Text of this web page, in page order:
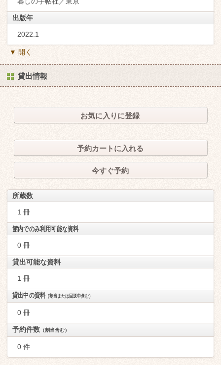
出版年
2022.1
▼ 開く
貸出情報
お気に入りに登録
予約カートに入れる
今すぐ予約
所蔵数
1 冊
館内でのみ利用可能な資料
0 冊
貸出可能な資料
1 冊
貸出中の資料（割当または回送中含む）
0 冊
予約件数 （割当含む）
0 件